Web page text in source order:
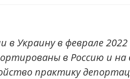
Украину в феврале
в Россию и
практику